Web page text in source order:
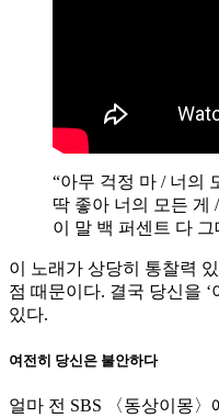
“아무 걱정 마 / 너의
딱 좋아 너의 모든 게
이 말 백 퍼센트 다
이 노래가 상당히 통찰력
점 때문이다. 결국 당신을
있다.
여전히 당신은 불안하다
얼마 전 SBS 〈동상이몽